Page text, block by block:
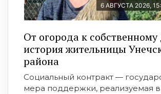
6 АВГУСТА 2026,
От огорода к собственному
история жительницы
района
Социальный контракт —
мера поддержки, реализуемая